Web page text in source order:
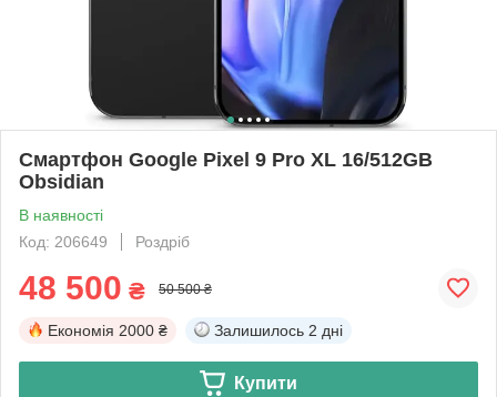
Смартфон Google Pixel 9 Pro XL 16/512GB
Obsidian
В наявності
Код: 206649
Роздріб
48 500 ₴ 50 500 ₴
Економія 2000 ₴ Залишилось 2 дні
Купити